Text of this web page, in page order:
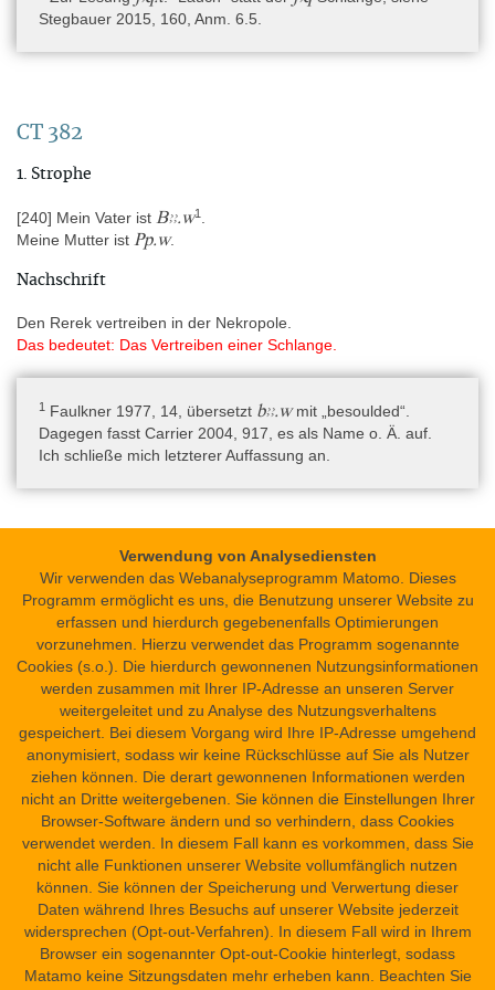
2010, 429–465.
Eine vollständige Bibliographie finden Siehier.
Website Mainz
Dr. Katharina Stegbauer
Autoren (Metadaten)
Stegbauer 2015, 160, Anm. 6.5.
CT 382
1. Strophe
[240] Mein Vater ist Bꜣꜣ.w1
Meine Mutter ist Pp.w.
Nachschrift
Den Rerek vertreiben in der Nekropole.
Das bedeutet: Das Vertreiben einer Schlange.
1 Faulkner 1977, 14, übersetzt bꜣꜣ.wmit „besoulded“.
Dagegen fasst Carrier 2004, 917, es als Name o. Ä. auf.
Ich schließe mich letzterer Auffassung an.
154–156 (Spruch 3 = 370), 157 (Spruch 4 = 372), 161–163
(Spruch 7 = 378), 163–164 (Spruch 8 = 379), 164–165 (Spruch
9 = 381) und 165 (Spruch 10 = 382).
Verwendung von Analysediensten
Wir verwenden das Webanalyseprogramm Matomo. Dieses
Programm ermöglicht es uns, die Benutzung unserer Website zu
erfassen und hierdurch gegebenenfalls Optimierungen
vorzunehmen. Hierzu verwendet das Programm sogenannte
Cookies (s.o.). Die hierdurch gewonnenen Nutzungsinformationen
werden zusammen mit Ihrer IP-Adresse an unseren Server
weitergeleitet und zu Analyse des Nutzungsverhaltens
gespeichert. Bei diesem Vorgang wird Ihre IP-Adresse umgehend
anonymisiert, sodass wir keine Rückschlüsse auf Sie als Nutzer
ziehen können. Die derart gewonnenen Informationen werden
nicht an Dritte weitergebenen. Sie können die Einstellungen Ihrer
Browser-Software ändern und so verhindern, dass Cookies
verwendet werden. In diesem Fall kann es vorkommen, dass Sie
nicht alle Funktionen unserer Website vollumfänglich nutzen
können. Sie können der Speicherung und Verwertung dieser
Daten während Ihres Besuchs auf unserer Website jederzeit
widersprechen (Opt-out-Verfahren). In diesem Fall wird in Ihrem
Browser ein sogenannter Opt-out-Cookie hinterlegt, sodass
Matamo keine Sitzungsdaten mehr erheben kann. Beachten Sie
Zitationshinweis
Dr. Katharina Stegbauer, Dr. Peter Dils :Sarg des Sepi, B1C. In: Science
in Ancient Egypt. URL:https://sae.saw-leipzig.de/de/dokumente/sarg-
des-sepi-b1c?version=21
Versionierung
Das ist die neueste Version (#21: 09.04.2024 12:25).